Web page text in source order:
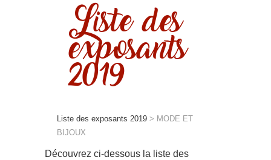
Liste des
exposants
2019
Liste des exposants 2019 > MODE ET
BIJOUX
Découvrez ci-dessous la liste des